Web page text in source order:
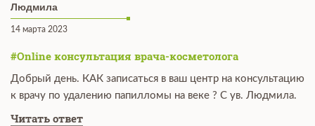
Людмила
14 марта 2023
#Online консультация врача-косметолога
Добрый день. КАК записаться в ваш центр на консультацию
к врачу по удалению папилломы на веке ? С ув. Людмила.
Читать ответ